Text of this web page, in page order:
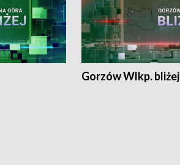
Gorzów Wlkp. bliżej